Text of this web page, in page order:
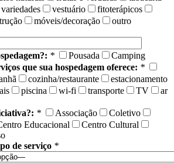
variedades vestuário
fitoterápicos
móveis/decoração
outro
* Pousada
Camping
que sua hospedagem oferece: *
cozinha/restaurante
estacionamento
piscina wi-fi transporte TV
ar
* Associação
Coletivo
Educacional
Centro Cultural
de serviço *